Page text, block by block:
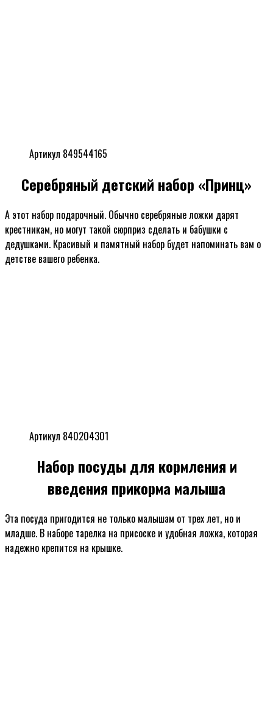
Артикул 849544165
Серебряный детский набор «Принц»
А этот набор подарочный. Обычно серебряные ложки дарят
крестникам, но могут такой сюрприз сделать и бабушки с
дедушками. Красивый и памятный набор будет напоминать вам о
детстве вашего ребенка.
Артикул 840204301
Набор посуды для кормления и
введения прикорма малыша
Эта посуда пригодится не только малышам от трех лет, но и
младше. В наборе тарелка на присоске и удобная ложка, которая
надежно крепится на крышке.